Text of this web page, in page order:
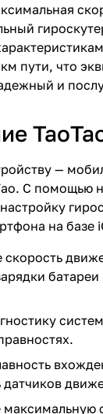
пути, что
и
—
С помощью
на базе
датчиков
максимальную